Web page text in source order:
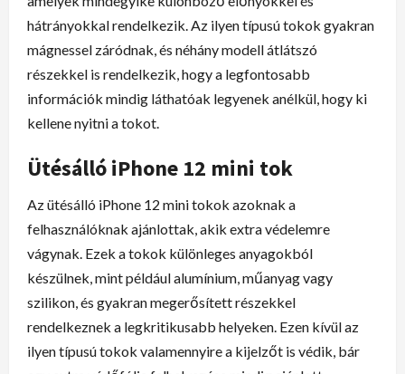
hátrányokkal rendelkezik. Az ilyen típusú tokok gyakran
mágnessel záródnak, és néhány modell átlátszó
részekkel is rendelkezik, hogy a legfontosabb
információk mindig láthatóak legyenek anélkül, hogy ki
kellene nyitni a tokot.
Ütésálló iPhone 12 mini tok
Az ütésálló iPhone 12 mini tokok azoknak a
felhasználóknak ajánlottak, akik extra védelemre
vágynak. Ezek a tokok különleges anyagokból
készülnek, mint például alumínium, műanyag vagy
szilikon, és gyakran megerősített részekkel
rendelkeznek a legkritikusabb helyeken. Ezen kívül az
ilyen típusú tokok valamennyire a kijelzőt is védik, bár